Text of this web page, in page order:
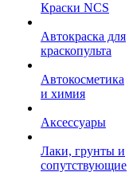
Краски NCS
Автокраска для
краскопульта
Автокосметика
и химия
Аксессуары
Лаки, грунты и
сопутствующие